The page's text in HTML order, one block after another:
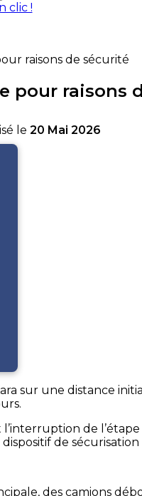
raisons de sécurité
pour raisons
le 20 Mai 2026
sur une distance
de
de
des camions